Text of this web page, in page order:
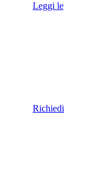
Leggi le
Richiedi